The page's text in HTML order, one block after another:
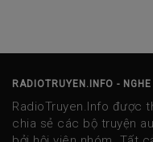
RADIOTRUYEN.INFO -
RadioTruyen.Info được
chia sẻ các bộ truyện